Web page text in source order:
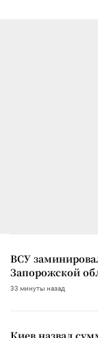
ВСУ
Запорожской
33 минуты назад
Киев назвал